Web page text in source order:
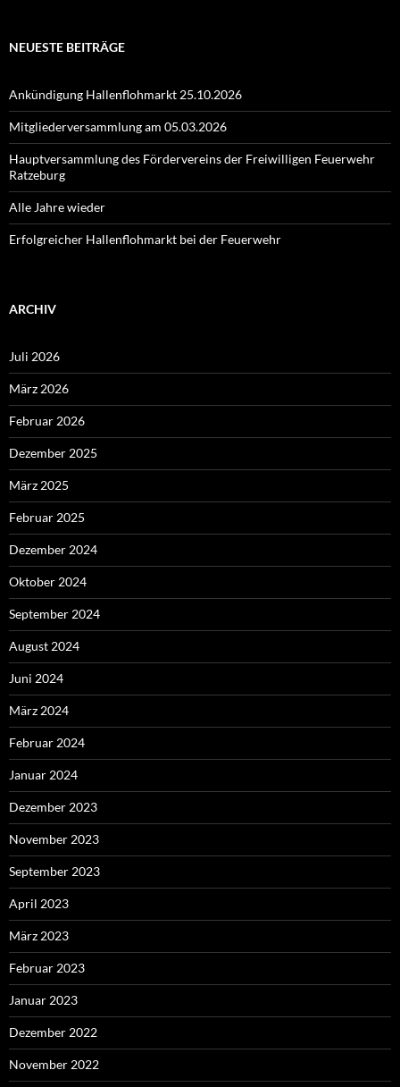
NEUESTE BEITRÄGE
Ankündigung Hallenflohmarkt 25.10.2026
Mitgliederversammlung am 05.03.2026
Hauptversammlung des Fördervereins der Freiwilligen Feuerwehr
Ratzeburg
Alle Jahre wieder
Erfolgreicher Hallenflohmarkt bei der Feuerwehr
ARCHIV
Juli 2026
März 2026
Februar 2026
Dezember 2025
März 2025
Februar 2025
Dezember 2024
Oktober 2024
September 2024
August 2024
Juni 2024
März 2024
Februar 2024
Januar 2024
Dezember 2023
November 2023
September 2023
April 2023
März 2023
Februar 2023
Januar 2023
Dezember 2022
November 2022